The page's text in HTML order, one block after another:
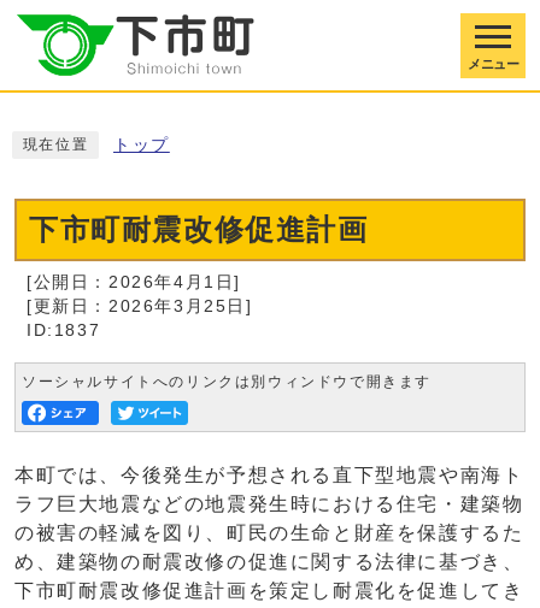
メニュー
現在位置 トップ
下市町耐震改修促進計画
[公開日：2026年4月1日]
[更新日：2026年3月25日]
ID:1837
ソーシャルサイトへのリンクは別ウィンドウで開きます
本町では、今後発生が予想される直下型地震や南海ト
ラフ巨大地震などの地震発生時における住宅・建築物
の被害の軽減を図り、町民の生命と財産を保護するた
め、建築物の耐震改修の促進に関する法律に基づき、
下市町耐震改修促進計画を策定し耐震化を促進してき